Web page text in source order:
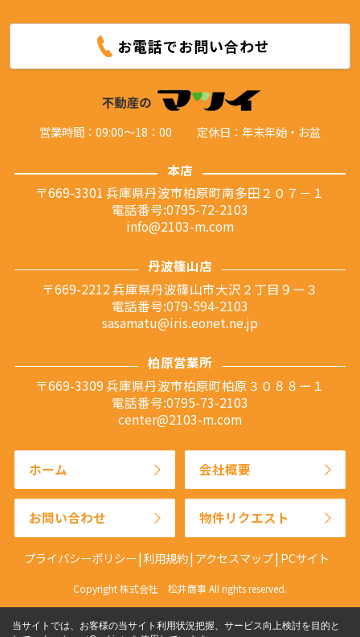
お電話でお問い合わせ
営業時間：09:00～18：00 定休日：年末年始・お盆
本店
〒669-3301 兵庫県丹波市柏原町南多田２０７－１
電話番号:0795-72-2103
info@2103-m.com
丹波篠山店
〒669-2212 兵庫県丹波篠山市大沢２丁目９ー３
電話番号:079-594-2103
sasamatu@iris.eonet.ne.jp
柏原営業所
〒669-3309 兵庫県丹波市柏原町柏原３０８８ー１
電話番号:0795-73-2103
center@2103-m.com
ホーム 会社概要
お問い合わせ 物件リクエスト
プライバシーポリシー 利用規約 アクセスマップ PCサイト
Copyright 株式会社 松井商事 All rights reserved.
当サイトでは、お客様の当サイト利用状況把握、サービス向上検討を目的と